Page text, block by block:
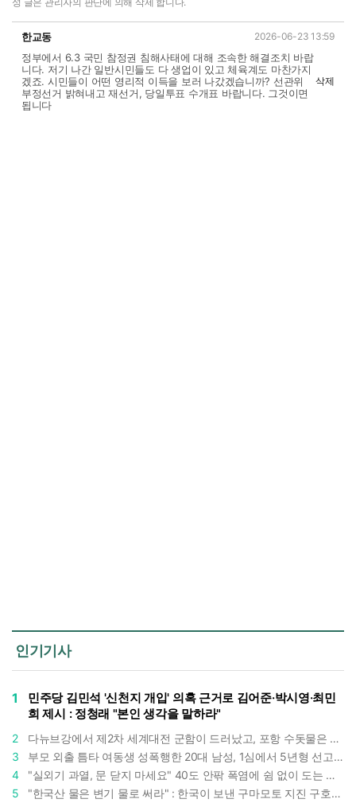
한교동 2026-06-23 13:59
정부에서 6.3 국민 참정권 침해사태에 대해 조속한 해결조치 바랍
니다. 저기 나간 일반시민들도 다 생업이 있고 체육계도 마찬가지
겠죠. 시민들이 어떤 영리적 이득을 보러 나갔겠습니까? 선관위
부정선거 밝혀내고 재선거, 당일투표 수개표 바랍니다. 그것이면
됩니다
삭제
인기기사
1
민주당 김민석 '신천지 개입' 의혹 근거로 김어준·박시영·최민
희 제시 : 정청래 "본인 생각을 말하라"
2
다뉴브강에서 제2차 세계대전 군함이 드러났고, 포항 수돗물은 갑자기 짜졌다 : 폭염·가뭄이 만든 낯선 풍경
3
부모 외출 틈타 여동생 성폭행한 20대 남성, 1심에서 5년형 선고 : 친족 간 '암수범죄'의 심각성
4
"실외기 과열, 문 닫지 마세요" 40도 안팎 폭염에 쉼 없이 도는 에어컨 : 화재 위험 경고등!
5
"한국산 물은 변기 물로 써라" : 한국이 보낸 구마모토 지진 구호품에 한 일본인의 '어처구니 없는' 반응